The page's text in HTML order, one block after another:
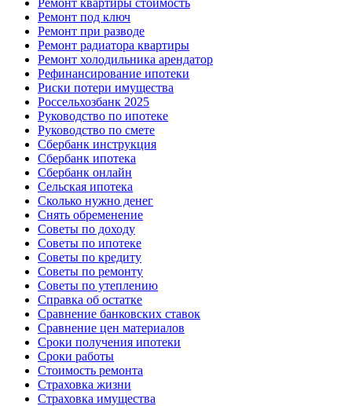
Ремонт под ключ
Ремонт при разводе
Ремонт радиатора квартиры
Ремонт холодильника арендатор
Рефинансирование ипотеки
Риски потери имущества
Россельхозбанк 2025
Руководство по ипотеке
Руководство по смете
Сбербанк инструкция
Сбербанк ипотека
Сбербанк онлайн
Сельская ипотека
Сколько нужно денег
Снять обременение
Советы по доходу
Советы по ипотеке
Советы по кредиту
Советы по ремонту
Советы по утеплению
Справка об остатке
Сравнение банковских ставок
Сравнение цен материалов
Сроки получения ипотеки
Сроки работы
Стоимость ремонта
Страховка жизни
Страховка имущества